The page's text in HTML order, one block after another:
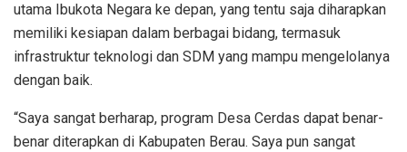
utama Ibukota Negara ke depan, yang tentu saja diharapkan
memiliki kesiapan dalam berbagai bidang, termasuk
infrastruktur teknologi dan SDM yang mampu mengelolanya
dengan baik.
“Saya sangat berharap, program Desa Cerdas dapat benar-
benar diterapkan di Kabupaten Berau. Saya pun sangat